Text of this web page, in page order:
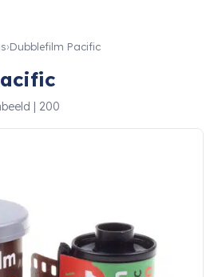
Dubblefilm Pacific
| 200